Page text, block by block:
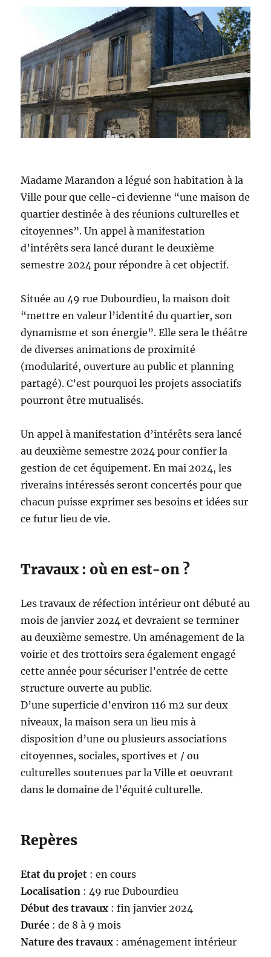
Madame Marandon a légué son habitation à la
Ville pour que celle-ci devienne “une maison de
quartier destinée à des réunions culturelles et
citoyennes”. Un appel à manifestation
d’intérêts sera lancé durant le deuxième
semestre 2024 pour répondre à cet objectif.
Située au 49 rue Dubourdieu, la maison doit
“mettre en valeur l’identité du quartier, son
dynamisme et son énergie”. Elle sera le théâtre
de diverses animations de proximité
(modularité, ouverture au public et planning
partagé). C’est pourquoi les projets associatifs
pourront être mutualisés.
Un appel à manifestation d’intérêts sera lancé
au deuxième semestre 2024 pour confier la
gestion de cet équipement. En mai 2024, les
riverains intéressés seront concertés pour que
chacun puisse exprimer ses besoins et idées sur
ce futur lieu de vie.
Travaux : où en est-on ?
Les travaux de réfection intérieur ont débuté au
mois de janvier 2024 et devraient se terminer
au deuxième semestre. Un aménagement de la
voirie et des trottoirs sera également engagé
cette année pour sécuriser l’entrée de cette
structure ouverte au public.
D’une superficie d’environ 116 m2 sur deux
niveaux, la maison sera un lieu mis à
disposition d’une ou plusieurs associations
citoyennes, sociales, sportives et / ou
culturelles soutenues par la Ville et oeuvrant
dans le domaine de l’équité culturelle.
Repères
Etat du projet : en cours
Localisation : 49 rue Dubourdieu
Début des travaux : fin janvier 2024
Durée : de 8 à 9 mois
Nature des travaux : aménagement intérieur